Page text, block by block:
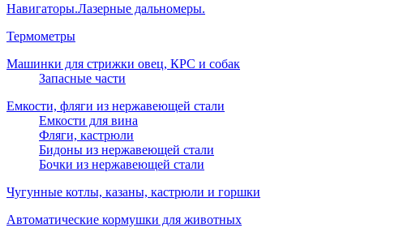
Навигаторы.Лазерные дальномеры.
Термометры
Машинки для стрижки овец, КРС и собак
Запасные части
Емкости, фляги из нержавеющей стали
Емкости для вина
Фляги, кастрюли
Бидоны из нержавеющей стали
Бочки из нержавеющей стали
Чугунные котлы, казаны, кастрюли и горшки
Автоматические кормушки для животных